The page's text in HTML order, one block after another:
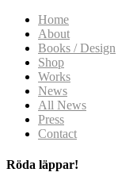
Home
About
Books / Design
Shop
Works
News
All News
Press
Contact
Röda läppar!